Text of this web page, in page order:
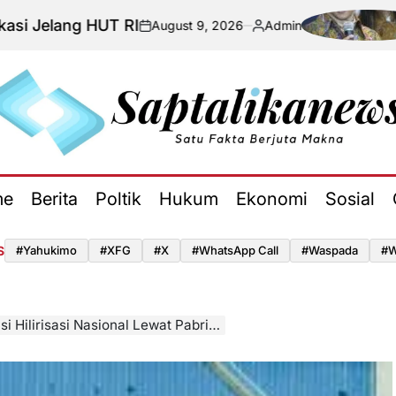
RIon
August 9, 2026
Posted
Admin
Berita Poltik Hukum Ekonomi Sosial
#yahukimo #XFG #x #WhatsApp Call #waspada
Lewat Pabrik Petrokimia Modern